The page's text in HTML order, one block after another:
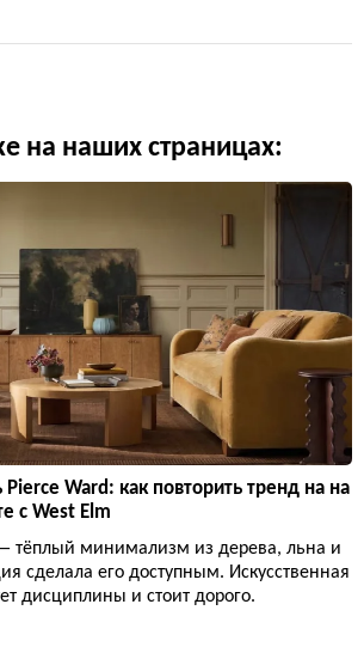
на наших страницах:
Ward: как повторить тренд на на
с West Elm
тёплый минимализм из дерева, льна и
сделала его доступным. Искусственная
дисциплины и стоит дорого.